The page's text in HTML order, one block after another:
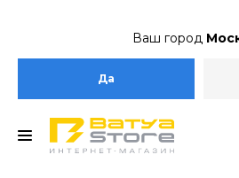
Ваш город
Да